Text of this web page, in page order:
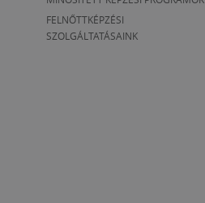
FELNŐTTKÉPZÉSI
SZOLGÁLTATÁSAINK